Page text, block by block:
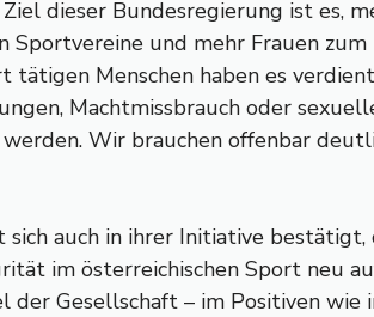
dieser Bundesregierung ist es,
Sportvereine und mehr Frauen
tätigen Menschen haben es
Machtmissbrauch oder
Wir brauchen offenbar
sich auch in ihrer Initiative bestätigt,
im österreichischen Sport neu
der Gesellschaft – im Positiven wie